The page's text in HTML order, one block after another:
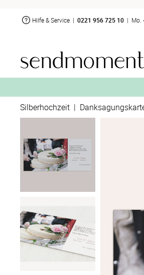
Hilfe & Service | 0221 956 725 10 | Mo.
Silberhochzeit |